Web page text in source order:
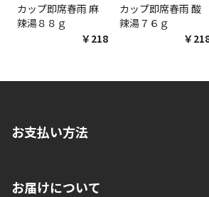
カップ即席春雨 麻
辣湯８８ｇ
￥218
カップ即席春雨 酸
辣湯７６ｇ
￥
お支払い方法
いいただくことはできません。ご了承くださ
お届けについて